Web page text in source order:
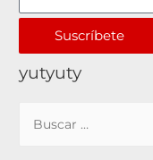
Suscríbete
yutyuty